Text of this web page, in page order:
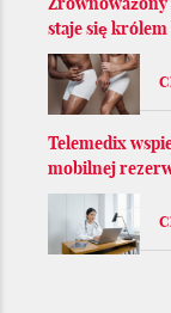
staje się
Telemedix
mobilnej